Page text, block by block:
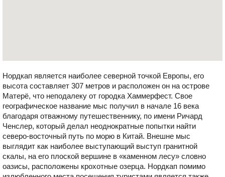
Нордкап является наиболее северной точкой Европы, его
высота составляет 307 метров и расположен он на острове
Матерё, что неподалеку от городка Хаммерфест. Свое
географическое название мыс получил в начале 16 века
благодаря отважному путешественнику, по имени Ричард
Ченслер, который делал неоднократные попытки найти
северо-восточный путь по морю в Китай. Внешне мыс
выглядит как наиболее выступающий выступ гранитной
скалы, на его плоской вершине в «каменном лесу» словно
оазисы, расположены крохотные озерца. Нордкап помимо